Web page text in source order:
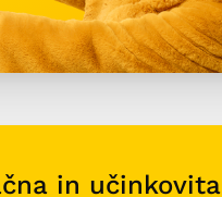
in učinkovita